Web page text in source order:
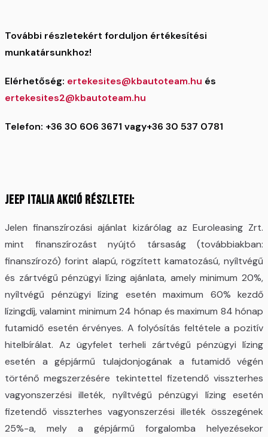
További részletekért forduljon értékesítési
munkatársunkhoz!
Elérhetőség: ertekesites@kbautoteam.hu és
ertekesites2@kbautoteam.hu
Telefon: +36 30 606 3671 vagy+36 30 537 0781
Jeep Italia akció részletei:
Jelen finanszírozási ajánlat kizárólag az Euroleasing Zrt.
mint finanszírozást nyújtó társaság (továbbiakban:
finanszírozó) forint alapú, rögzített kamatozású, nyíltvégű
és zártvégű pénzügyi lízing ajánlata, amely minimum 20%,
nyíltvégű pénzügyi lízing esetén maximum 60% kezdő
lízingdíj, valamint minimum 24 hónap és maximum 84 hónap
futamidő esetén érvényes. A folyósítás feltétele a pozitív
hitelbírálat. Az ügyfelet terheli zártvégű pénzügyi lízing
esetén a gépjármű tulajdonjogának a futamidő végén
történő megszerzésére tekintettel fizetendő visszterhes
vagyonszerzési illeték, nyíltvégű pénzügyi lízing esetén
fizetendő visszterhes vagyonszerzési illeték összegének
25%-a, mely a gépjármű forgalomba helyezésekor